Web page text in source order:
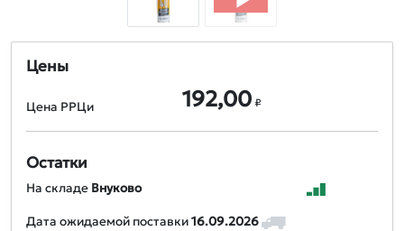
Цены
Цена РРЦи 192,00 ₽
Остатки
На складе Внуково
Дата ожидаемой поставки16.09.2026